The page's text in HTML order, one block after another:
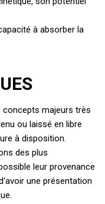
à absorber la
concepts majeurs très
ou laissé en libre
à disposition.
des plus
leur provenance
une présentation